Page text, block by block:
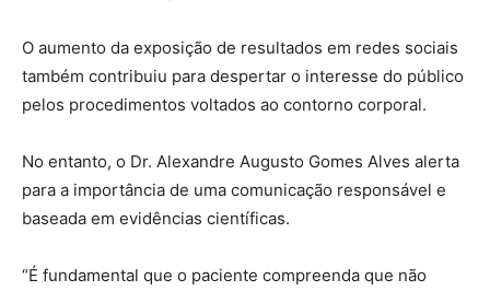
O aumento da exposição de resultados em redes sociais
também contribuiu para despertar o interesse do público
pelos procedimentos voltados ao contorno corporal.
No entanto, o Dr. Alexandre Augusto Gomes Alves alerta
para a importância de uma comunicação responsável e
baseada em evidências científicas.
“É fundamental que o paciente compreenda que não